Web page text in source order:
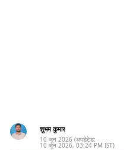
शुभम कुमार
10 जून 2026 (अपडेटेड:
10 जून 2026, 03:24 PM IST)